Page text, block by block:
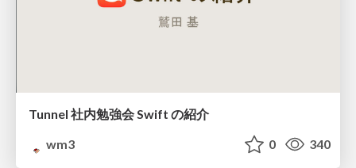
Tunnel 社内勉強会 Swift の紹介
wm3
0 340